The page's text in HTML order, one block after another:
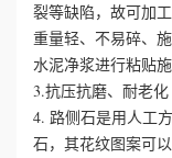
质
裂等缺陷，故可加
重量轻、不易碎、
水泥净浆进行粘贴施
3.抗压抗磨、耐老化
4. 路侧石是用人工
石，其花纹图案可